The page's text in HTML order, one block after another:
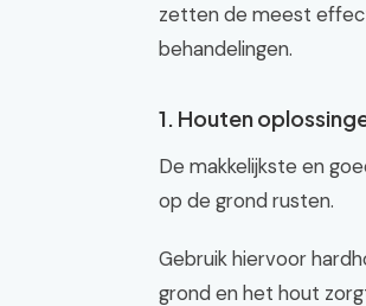
zetten de meest
behandelingen.
1. Houten
De makkelijkste en
op de grond rusten.
Gebruik hiervoor
grond en het hout